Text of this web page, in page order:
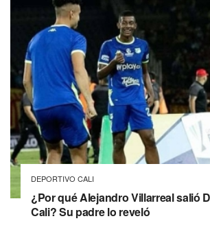
DEPORTIVO CALI
¿Por qué Alejandro Villarreal salió
Cali? Su padre lo reveló